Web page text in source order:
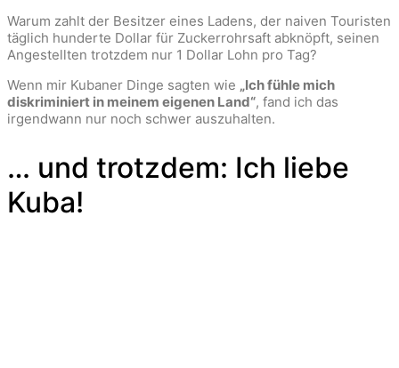
Warum zahlt der Besitzer eines Ladens, der naiven Touristen
täglich hunderte Dollar für Zuckerrohrsaft abknöpft, seinen
Angestellten trotzdem nur 1 Dollar Lohn pro Tag?
Wenn mir Kubaner Dinge sagten wie „Ich fühle mich
diskriminiert in meinem eigenen Land“, fand ich das
irgendwann nur noch schwer auszuhalten.
… und trotzdem: Ich liebe
Kuba!